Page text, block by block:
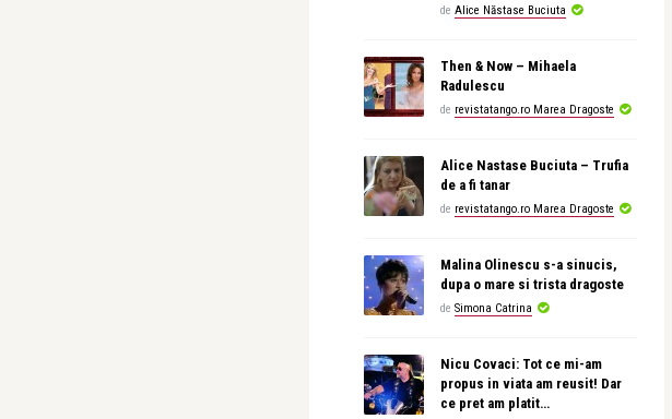
de Alice Năstase Buciuta
Then & Now – Mihaela
Radulescu
de revistatango.ro Marea Dragoste
Alice Nastase Buciuta – Trufia
de a fi tanar
de revistatango.ro Marea Dragoste
Malina Olinescu s-a sinucis,
dupa o mare si trista dragoste
de Simona Catrina
Nicu Covaci: Tot ce mi-am
propus in viata am reusit! Dar
ce pret am platit…